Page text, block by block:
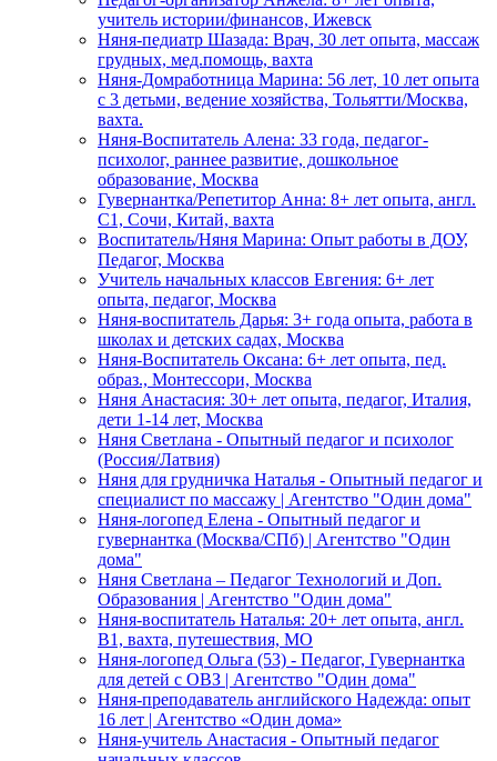
учитель истории/финансов, Ижевск
Няня-педиатр Шазада: Врач, 30 лет опыта, массаж
грудных, мед.помощь, вахта
Няня-Домработница Марина: 56 лет, 10 лет опыта
с 3 детьми, ведение хозяйства, Тольятти/Москва,
вахта.
Няня-Воспитатель Алена: 33 года, педагог-
психолог, раннее развитие, дошкольное
образование, Москва
Гувернантка/Репетитор Анна: 8+ лет опыта, англ.
C1, Сочи, Китай, вахта
Воспитатель/Няня Марина: Опыт работы в ДОУ,
Педагог, Москва
Учитель начальных классов Евгения: 6+ лет
опыта, педагог, Москва
Няня-воспитатель Дарья: 3+ года опыта, работа в
школах и детских садах, Москва
Няня-Воспитатель Оксана: 6+ лет опыта, пед.
образ., Монтессори, Москва
Няня Анастасия: 30+ лет опыта, педагог, Италия,
дети 1-14 лет, Москва
Няня Светлана - Опытный педагог и психолог
(Россия/Латвия)
Няня для грудничка Наталья - Опытный педагог и
специалист по массажу | Агентство "Один дома"
Няня-логопед Елена - Опытный педагог и
гувернантка (Москва/СПб) | Агентство "Один
дома"
Няня Светлана – Педагог Технологий и Доп.
Образования | Агентство "Один дома"
Няня-воспитатель Наталья: 20+ лет опыта, англ.
B1, вахта, путешествия, МО
Няня-логопед Ольга (53) - Педагог, Гувернантка
для детей с ОВЗ | Агентство "Один дома"
Няня-преподаватель английского Надежда: опыт
16 лет | Агентство «Один дома»
Няня-учитель Анастасия - Опытный педагог